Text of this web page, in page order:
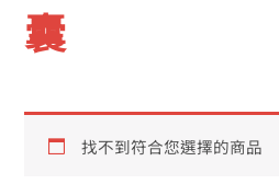
囊
找不到符合您選擇的商品